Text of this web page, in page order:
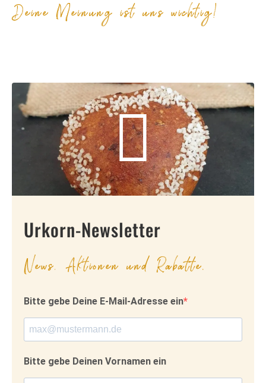
Deine Meinung ist uns wichtig!
Urkorn-Newsletter
News, Aktionen und Rabatte.
Bitte gebe Deine E-Mail-Adresse ein
Bitte gebe Deinen Vornamen ein